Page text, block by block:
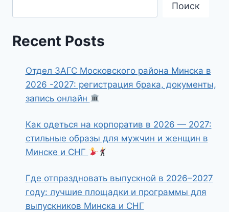
Поиск
Recent Posts
Отдел ЗАГС Московского района Минска в
2026 -2027: регистрация брака, документы,
запись онлайн
Как одеться на корпоратив в 2026 — 2027:
стильные образы для мужчин и женщин в
Минске и СНГ
Где отпраздновать выпускной в 2026–2027
году: лучшие площадки и программы для
выпускников Минска и СНГ